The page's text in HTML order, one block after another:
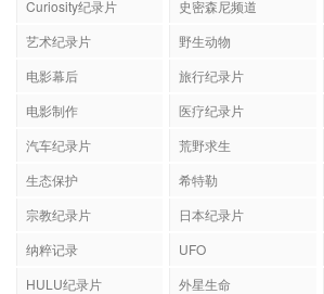
Curiosity纪录片 史密森尼频道
艺术纪录片
野生动物
电影幕后
旅行纪录片
电影制作
医疗纪录片
汽车纪录片
荒野求生
生态保护
希特勒
宗教纪录片
日本纪录片
纳粹记录
UFO
HULU纪录片
外星生命